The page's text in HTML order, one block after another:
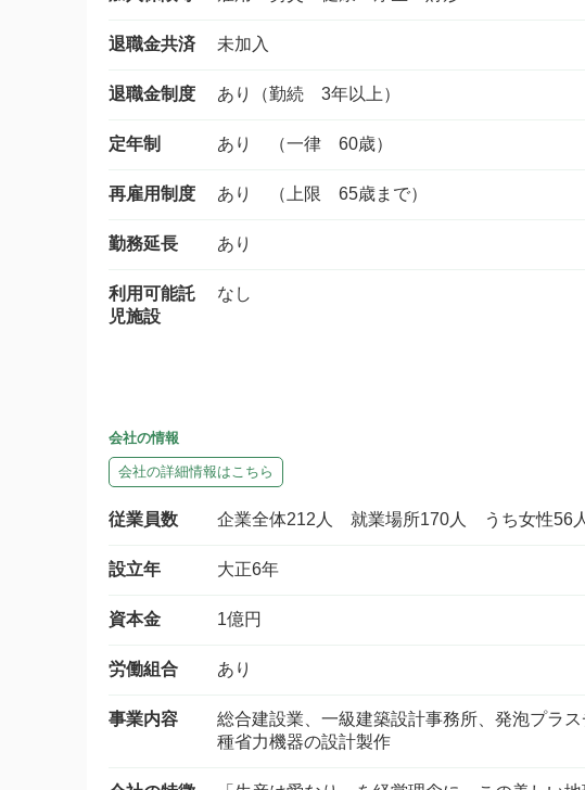
退職金共済 未加入
退職金制度 あり（勤続 3年以上）
定年制 あり （一律 60歳）
再雇用制度 あり （上限 65歳まで）
勤務延長 あり
利用可能託
児施設
なし
会社の情報
会社の詳細情報はこちら
従業員数 企業全体212人 就業場所170人 うち女性56
設立年 大正6年
資本金 1億円
労働組合 あり
事業内容
総合建設業、一級建築設計事務所、発泡プラ
種省力機器の設計製作